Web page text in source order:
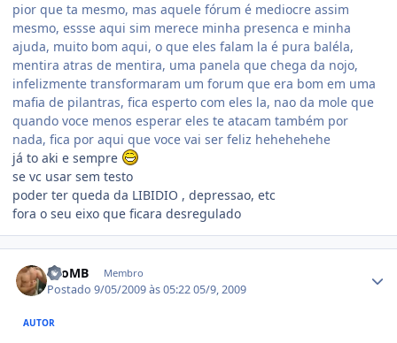
pior que ta mesmo, mas aquele fórum é mediocre assim
mesmo, essse aqui sim merece minha presenca e minha
ajuda, muito bom aqui, o que eles falam la é pura baléla,
mentira atras de mentira, uma panela que chega da nojo,
infelizmente transformaram um forum que era bom em uma
mafia de pilantras, fica esperto com eles la, nao da mole que
quando voce menos esperar eles te atacam também por
nada, fica por aqui que voce vai ser feliz hehehehehe
já to aki e sempre
se vc usar sem testo
poder ter queda da LIBIDIO , depressao, etc
fora o seu eixo que ficara desregulado
LeoMB Membro
Postado9/05/2009 às 05:2205/9, 2009
AUTOR